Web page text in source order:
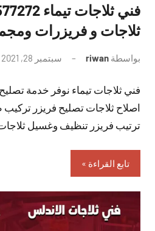
ثلاجات و فريزرات
بواسطة riwan سبتمبر 28, 2021
فني ثلاجات تيماء نوفر خدمة
اصلاح ثلاجات تصليح فريزر
ترتيب فريزر تنظيف وغسيل
تابع القراءة